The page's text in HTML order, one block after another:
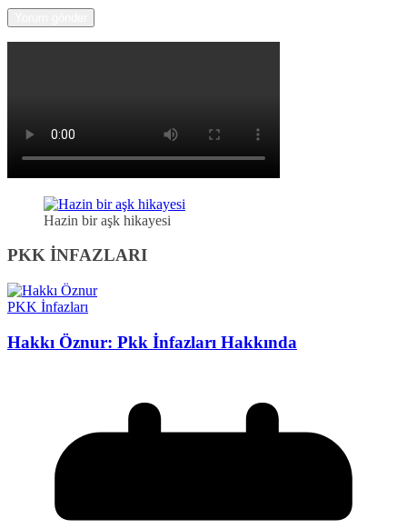
Hazin bir aşk hikayesi
PKK İNFAZLARI
PKK İnfazları
Hakkı Öznur: Pkk İnfazları Hakkında